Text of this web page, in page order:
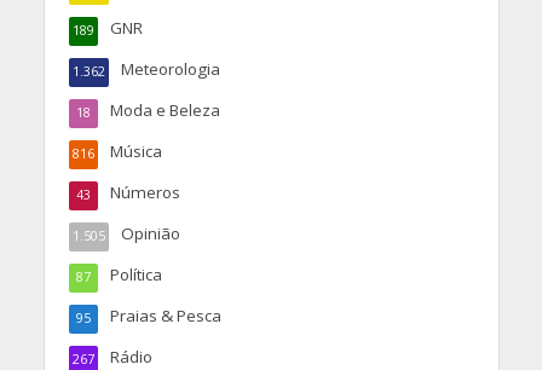
GNR
189
Meteorologia
1.362
Moda e Beleza
18
Música
816
Números
43
Opinião
1.505
Política
87
Praias & Pesca
95
Rádio
267